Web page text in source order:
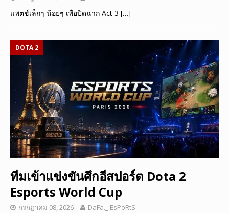
แพตช์เล็กๆ น้อยๆ เพื่อปิดฉาก Act 3 […]
DOTA 2
ทีมเข้าแข่งขันศึกอีสปอร์ต Dota 2
Esports World Cup
กรกฎาคม 08, 2026 DaFa._.EsPoRtS